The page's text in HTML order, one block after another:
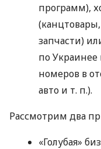
программ),
запчасти)
по Украинее
номеров в
авто и т. п.).
Рассмотрим два
«Голубая»